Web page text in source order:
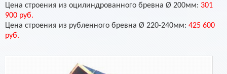
Цена строения из оцилиндрованного бревна Ø 200мм: 301
900 руб.
Цена строения из рубленного бревна Ø 220-240мм: 425 600
руб.